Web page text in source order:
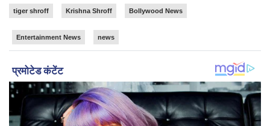
tiger shroff Krishna Shroff Bollywood News
Entertainment News news